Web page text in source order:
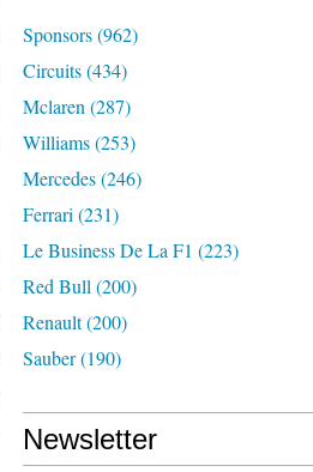
Sponsors(962)
Circuits(434)
Mclaren (287)
Williams(253)
Mercedes(246)
Ferrari (231)
Le Business De La F1 (223)
Red Bull (200)
Renault(200)
Sauber(190)
Newsletter